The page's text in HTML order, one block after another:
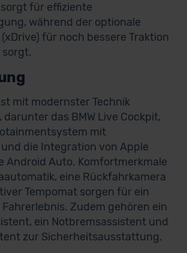
für effiziente
während der optionale
für noch bessere Traktion
sorgt.
ist mit modernster Technik
das BMW Live Cockpit,
mit
die Integration von Apple
Android Auto. Komfortmerkmale
eine Rückfahrkamera
Tempomat sorgen für ein
Zudem gehören ein
ein Notbremsassistent und
zur Sicherheitsausstattung.